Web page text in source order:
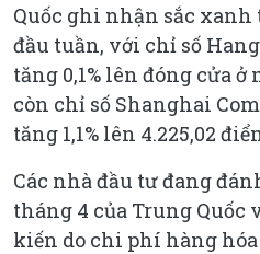
Quốc ghi nhận sắc
đầu tuần, với chỉ số
tăng 0,1% lên đóng cửa ở
còn chỉ số Shanghai
tăng 1,1% lên 4.225,02
Các nhà đầu tư đang
tháng 4 của Trung Quốc
kiến do chi phí hàng